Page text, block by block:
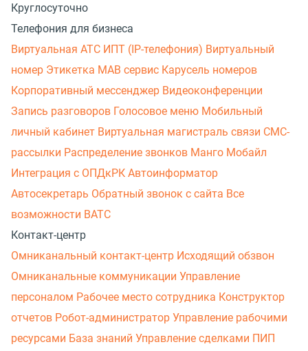
Круглосуточно
Телефония для бизнеса
Виртуальная АТС ИПТ (IP-телефония) Виртуальный
номер Этикетка МАВ сервис Карусель номеров
Корпоративный мессенджер Видеоконференции
Запись разговоров Голосовое меню Мобильный
личный кабинет Виртуальная магистраль связи СМС-
рассылки Распределение звонков Манго Мобайл
Интеграция с ОПДкРК Автоинформатор
Автосекретарь Обратный звонок с сайта Все
возможности ВАТС
Контакт-центр
Омниканальный контакт-центр Исходящий обзвон
Омниканальные коммуникации Управление
персоналом Рабочее место сотрудника Конструктор
отчетов Робот-администратор Управление рабочими
ресурсами База знаний Управление сделками ПИП